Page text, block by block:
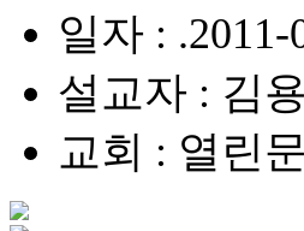
일자 : .2011-
설교자 : 김
교회 : 열린